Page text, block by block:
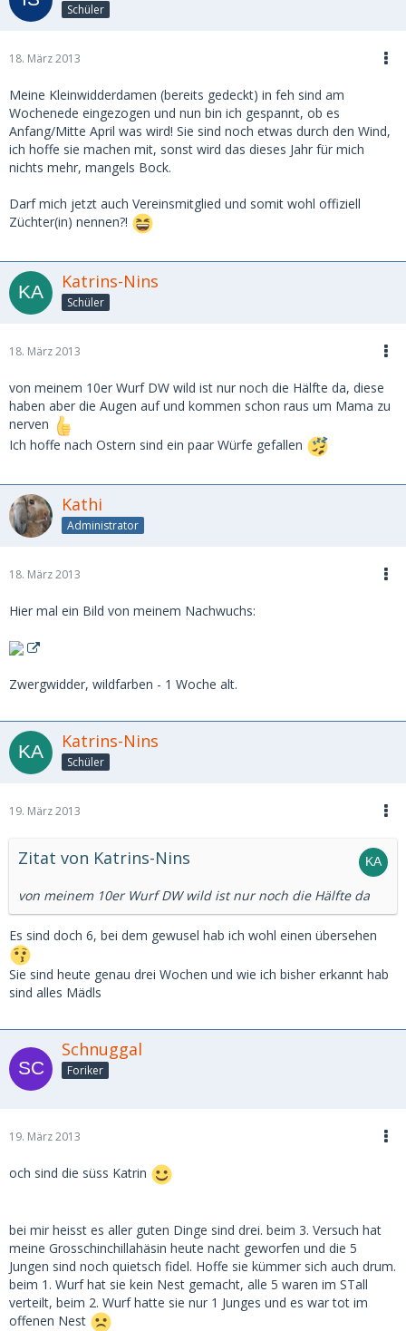
Schüler
18. März 2013
Meine Kleinwidderdamen (bereits gedeckt) in feh sind am
Wochenede eingezogen und nun bin ich gespannt, ob es
Anfang/Mitte April was wird! Sie sind noch etwas durch den Wind,
ich hoffe sie machen mit, sonst wird das dieses Jahr für mich
nichts mehr, mangels Bock.
Darf mich jetzt auch Vereinsmitglied und somit wohl offiziell
Züchter(in) nennen?!
Katrins-Nins
Schüler
18. März 2013
von meinem 10er Wurf DW wild ist nur noch die Hälfte da, diese
haben aber die Augen auf und kommen schon raus um Mama zu
nerven
Ich hoffe nach Ostern sind ein paar Würfe gefallen
Kathi
Administrator
18. März 2013
Hier mal ein Bild von meinem Nachwuchs:
Zwergwidder, wildfarben - 1 Woche alt.
Katrins-Nins
Schüler
19. März 2013
Zitat von Katrins-Nins
von meinem 10er Wurf DW wild ist nur noch die Hälfte da
Es sind doch 6, bei dem gewusel hab ich wohl einen übersehen
Sie sind heute genau drei Wochen und wie ich bisher erkannt hab
sind alles Mädls
Schnuggal
Foriker
19. März 2013
och sind die süss Katrin
bei mir heisst es aller guten Dinge sind drei. beim 3. Versuch hat
meine Grosschinchillahäsin heute nacht geworfen und die 5
Jungen sind noch quietsch fidel. Hoffe sie kümmer sich auch drum.
beim 1. Wurf hat sie kein Nest gemacht, alle 5 waren im STall
verteilt, beim 2. Wurf hatte sie nur 1 Junges und es war tot im
offenen Nest